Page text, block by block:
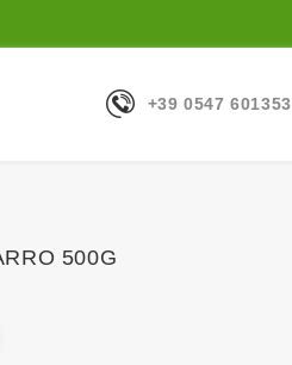
+39 0547 601353
500G